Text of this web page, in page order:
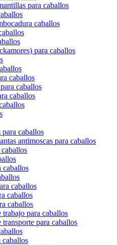
para caballos
caballos
para caballos
caballos
caballos
caballos
para caballos
antimoscas para caballos
caballos
caballos
caballos
caballos
trabajo para caballos
transporte para caballos
caballos